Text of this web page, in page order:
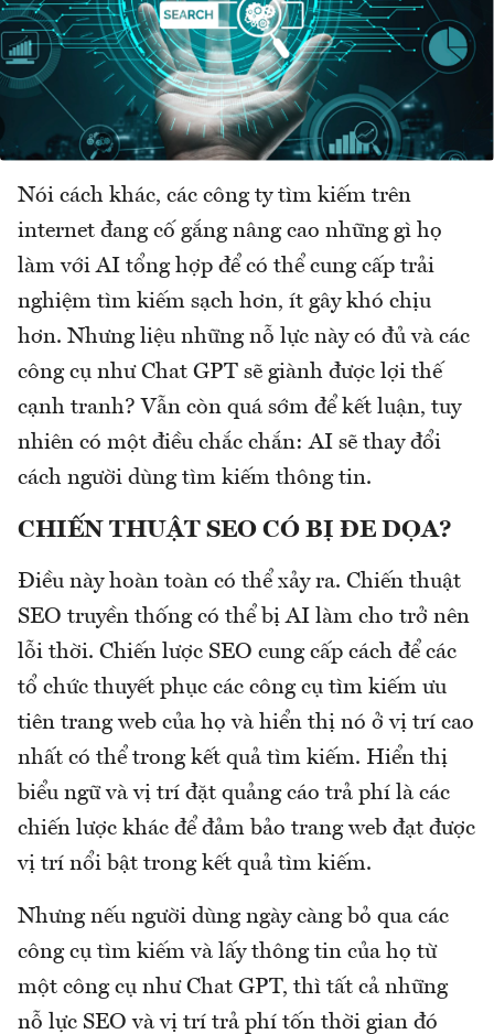
Nói cách khác, các công ty tìm kiếm trên
internet đang cố gắng nâng cao những gì họ
làm với AI tổng hợp để có thể cung cấp trải
nghiệm tìm kiếm sạch hơn, ít gây khó chịu
hơn. Nhưng liệu những nỗ lực này có đủ và các
công cụ như Chat GPT sẽ giành được lợi thế
cạnh tranh? Vẫn còn quá sớm để kết luận, tuy
nhiên có một điều chắc chắn: AI sẽ thay đổi
cách người dùng tìm kiếm thông tin.
CHIẾN THUẬT SEO CÓ BỊ ĐE DỌA?
Điều này hoàn toàn có thể xảy ra. Chiến thuật
SEO truyền thống có thể bị AI làm cho trở nên
lỗi thời. Chiến lược SEO cung cấp cách để các
tổ chức thuyết phục các công cụ tìm kiếm ưu
tiên trang web của họ và hiển thị nó ở vị trí cao
nhất có thể trong kết quả tìm kiếm. Hiển thị
biểu ngữ và vị trí đặt quảng cáo trả phí là các
chiến lược khác để đảm bảo trang web đạt được
vị trí nổi bật trong kết quả tìm kiếm.
Nhưng nếu người dùng ngày càng bỏ qua các
công cụ tìm kiếm và lấy thông tin của họ từ
một công cụ như Chat GPT, thì tất cả những
nỗ lực SEO và vị trí trả phí tốn thời gian đó